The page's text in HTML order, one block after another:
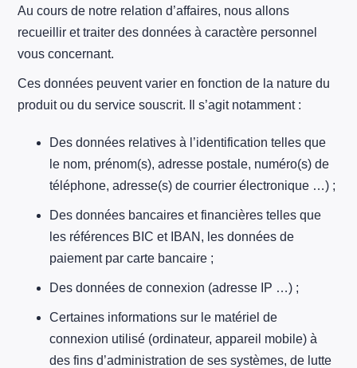
Au cours de notre relation d’affaires, nous allons
recueillir et traiter des données à caractère personnel
vous concernant.
Ces données peuvent varier en fonction de la nature du
produit ou du service souscrit. Il s’agit notamment :
Des données relatives à l’identification telles que
le nom, prénom(s), adresse postale, numéro(s) de
téléphone, adresse(s) de courrier électronique …) ;
Des données bancaires et financières telles que
les références BIC et IBAN, les données de
paiement par carte bancaire ;
Des données de connexion (adresse IP …) ;
Certaines informations sur le matériel de
connexion utilisé (ordinateur, appareil mobile) à
des fins d’administration de ses systèmes, de lutte